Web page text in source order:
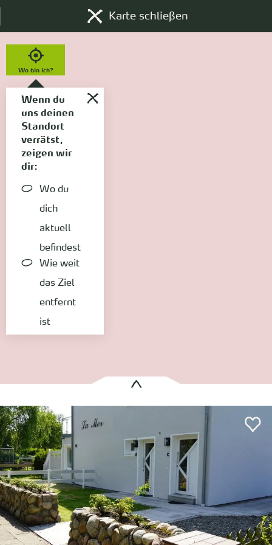
Karte schließen
Wo bin ich?
Wenn du
uns deinen
Standort
verrätst,
zeigen wir
dir:
Wo du
dich
aktuell
befindest
Wie weit
das Ziel
entfernt
ist
Es wurden1 Treffer
La Mer Whg 02
Wyk auf Föhr Entfernung anzeigen